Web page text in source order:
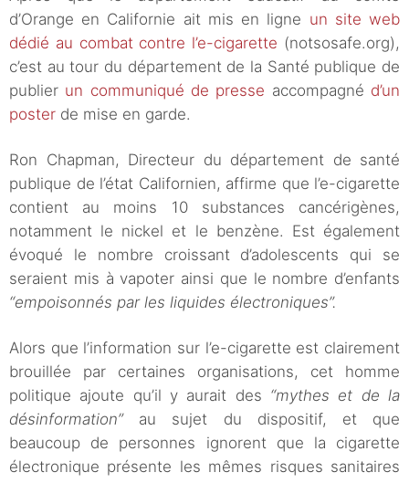
d’Orange en Californie ait mis en ligne un site web
dédié au combat contre l’e-cigarette (notsosafe.org),
c’est au tour du département de la Santé publique de
publier un communiqué de presse accompagné d’un
poster de mise en garde.
Ron Chapman, Directeur du département de santé
publique de l’état Californien, affirme que l’e-cigarette
contient au moins 10 substances cancérigènes,
notamment le nickel et le benzène. Est également
évoqué le nombre croissant d’adolescents qui se
seraient mis à vapoter ainsi que le nombre d’enfants
“empoisonnés par les liquides électroniques”.
Alors que l’information sur l’e-cigarette est clairement
brouillée par certaines organisations, cet homme
politique ajoute qu’il y aurait des “mythes et de la
désinformation”au sujet du dispositif, et que
beaucoup de personnes ignorent que la cigarette
électronique présente les mêmes risques sanitaires